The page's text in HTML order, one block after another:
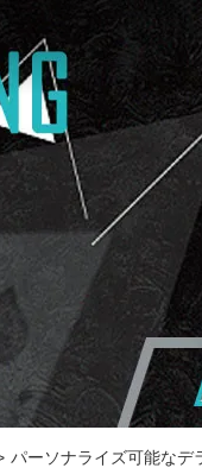
パーソナライズ可能なデ